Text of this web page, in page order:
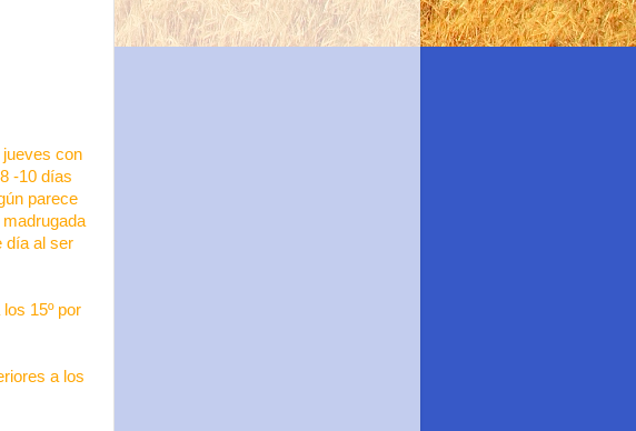
jueves con
-10 días
parece
día al ser
15º por
a los